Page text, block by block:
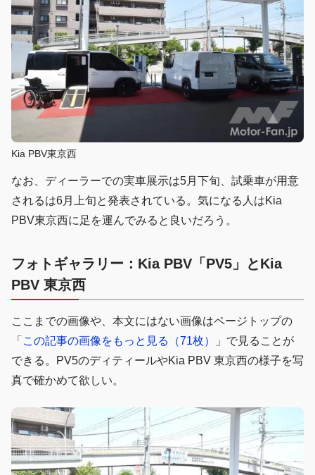
Kia PBV東京西
なお、ディーラーでの実車展示は5月下旬、試乗車が用意
されるは6月上旬と発表されている。気になる人はKia
PBV東京西に足を運んでみると良いだろう。
フォトギャラリー：Kia PBV「PV5」とKia
PBV 東京西
ここまでの画像や、本文にはない画像はページトップの
「 この記事の画像をもっと見る（71枚）
」で見ることが
できる。PV5のディティールやKia PBV 東京西の様子を写
真で確かめて欲しい。